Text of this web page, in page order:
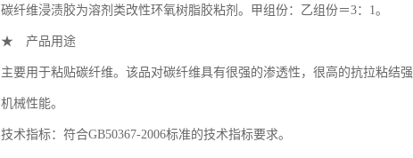
碳纤维浸渍胶为溶剂类改性环氧树脂胶粘剂。甲组份：乙组份＝3：1。
★ 产品用途
主要用于粘贴碳纤维。该品对碳纤维具有很强的渗透性，很高的抗拉粘结
机械性能。
技术指标：符合GB50367-2006标准的技术指标要求。